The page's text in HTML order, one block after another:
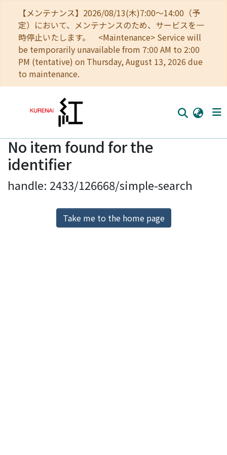
【メンテナンス】2026/08/13(木)7:00～14:00（予
定）において、メンテナンスのため、サービスを一
時停止いたします。 <Maintenance> Service will
be temporarily unavailable from 7:00 AM to 2:00
PM (tentative) on Thursday, August 13, 2026 due
to maintenance.
Home
Communities
Browse
Download Ranking
No item found for the
identifier
handle: 2433/126668/simple-search
Take me to the home page